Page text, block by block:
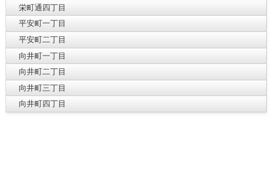
栄町通四丁目
平安町一丁目
平安町二丁目
向井町一丁目
向井町二丁目
向井町三丁目
向井町四丁目